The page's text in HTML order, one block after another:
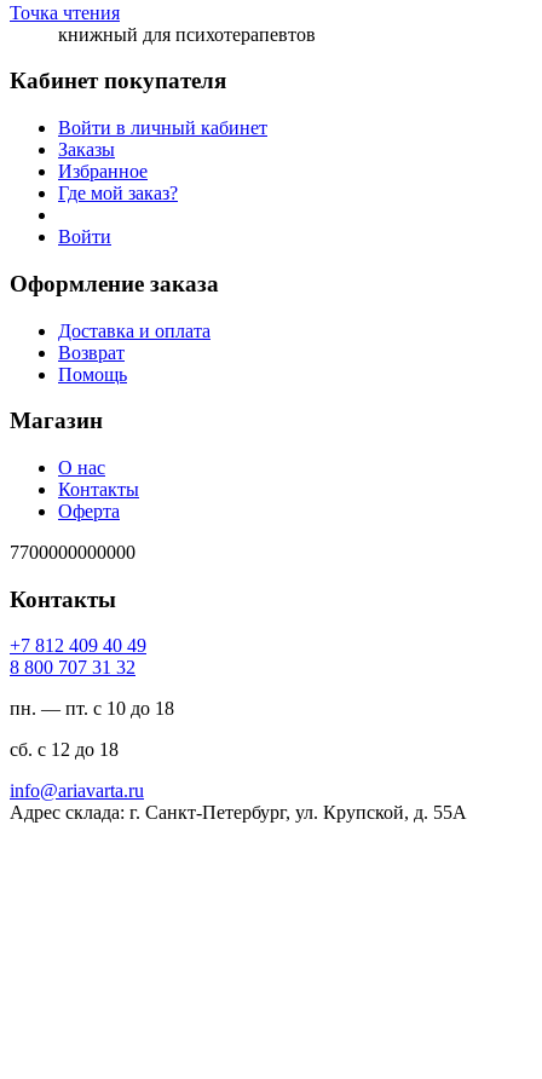
Точка чтения
книжный для психотерапевтов
Кабинет покупателя
Войти в личный кабинет
Заказы
Избранное
Где мой заказ?
Войти
Оформление заказа
Доставка и оплата
Возврат
Помощь
Магазин
О нас
Контакты
Оферта
7700000000000
Контакты
94 04 904 218 7+
23 13 707 008 8
пн. — пт. с 10 до 18
сб. с 12 до 18
ur.atravaira@ofni
Адрес склада: г. Санкт-Петербург, ул. Крупской, д. 55А